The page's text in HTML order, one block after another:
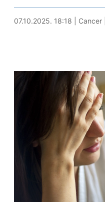
07.10.2025. 18:30
07.10.2025. 18:18 Cancer|